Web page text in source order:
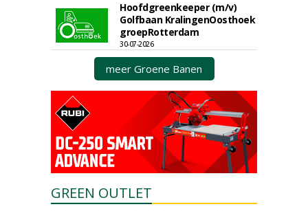
Hoofdgreenkeeper (m/v)
Golfbaan KralingenOosthoek
groepRotterdam
30-07-2026
meer Groene Banen
GREEN OUTLET